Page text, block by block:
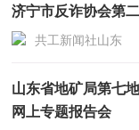
济宁市反诈协会第
共工新闻社山东
山东省地矿局第七
网上专题报告会